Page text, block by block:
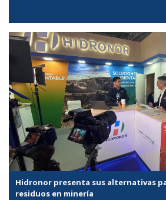
Hidronor presenta sus alternativas
residuos en minería